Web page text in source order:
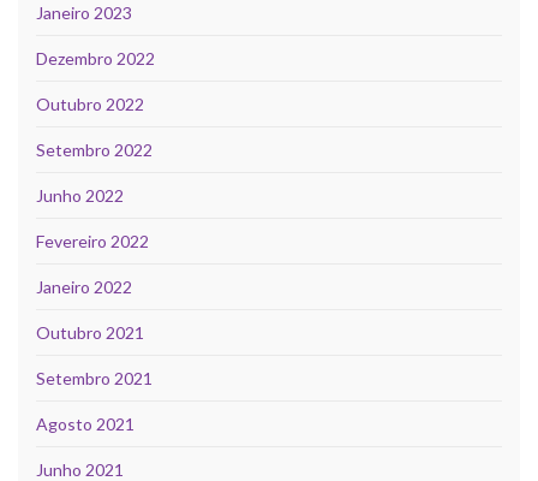
Janeiro 2023
Dezembro 2022
Outubro 2022
Setembro 2022
Junho 2022
Fevereiro 2022
Janeiro 2022
Outubro 2021
Setembro 2021
Agosto 2021
Junho 2021